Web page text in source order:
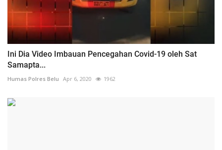
Ini Dia Video Imbauan Pencegahan Covid-19 oleh Sat
Samapta...
Humas Polres Belu Apr 6, 2020 1962